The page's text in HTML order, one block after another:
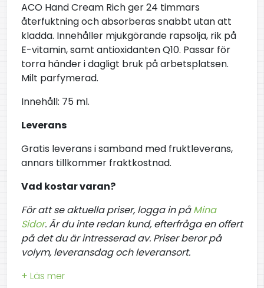
ACO Hand Cream Rich ger 24 timmars
återfuktning och absorberas snabbt utan att
kladda. Innehåller mjukgörande rapsolja, rik på
E-vitamin, samt antioxidanten Q10. Passar för
torra händer i dagligt bruk på arbetsplatsen.
Milt parfymerad.
Innehåll: 75 ml.
Leverans
Gratis leverans i samband med fruktleverans,
annars tillkommer fraktkostnad.
Vad kostar varan?
För att se aktuella priser, logga in påMina
Sidor. Är du inte redan kund, efterfråga en offert
på det du är intresserad av. Priser beror på
volym, leveransdag och leveransort.